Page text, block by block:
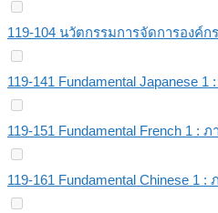
119-104 นวัตกรรมการจัดการองค์
119-141 Fundamental Japanese
119-151 Fundamental French 1 :
119-161 Fundamental Chinese 1